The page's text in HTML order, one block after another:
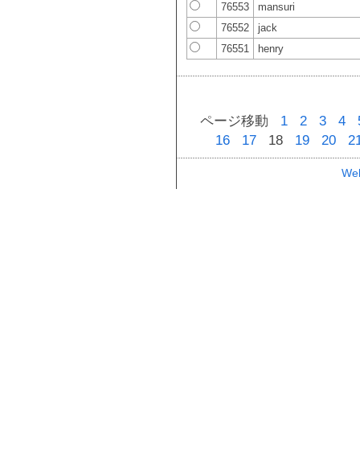
76553
mansuri
76552
jack
76551
henry
ページ移動 1 2 3 4
16
17 18 19 20